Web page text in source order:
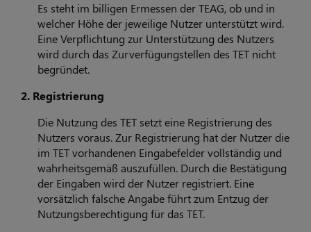
Es steht im billigen Ermessen der TEAG, ob und in
welcher Höhe der jeweilige Nutzer unterstützt wird.
Eine Verpflichtung zur Unterstützung des Nutzers
wird durch das Zurverfügungstellen des TET nicht
begründet.
2. Registrierung
Die Nutzung des TET setzt eine Registrierung des
Nutzers voraus. Zur Registrierung hat der Nutzer die
im TET vorhandenen Eingabefelder vollständig und
wahrheitsgemäß auszufüllen. Durch die Bestätigung
der Eingaben wird der Nutzer registriert. Eine
vorsätzlich falsche Angabe führt zum Entzug der
Nutzungsberechtigung für das TET.